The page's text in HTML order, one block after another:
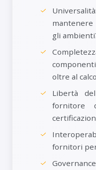
gli
oltre al
Libertà
fornitore
fornitori